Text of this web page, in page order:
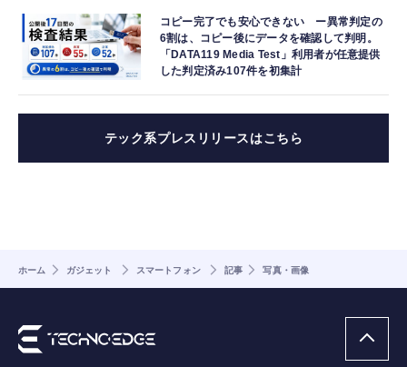
コピー完了でも安心できない ー異常判定の
6割は、コピー後にデータを確認して判明。
「DATA119 Media Test」利用者が任意提供
した判定済み107件を初集計
テック系プレスリリースはこちら
ホーム ガジェット スマートフォン 記事 写真・画像